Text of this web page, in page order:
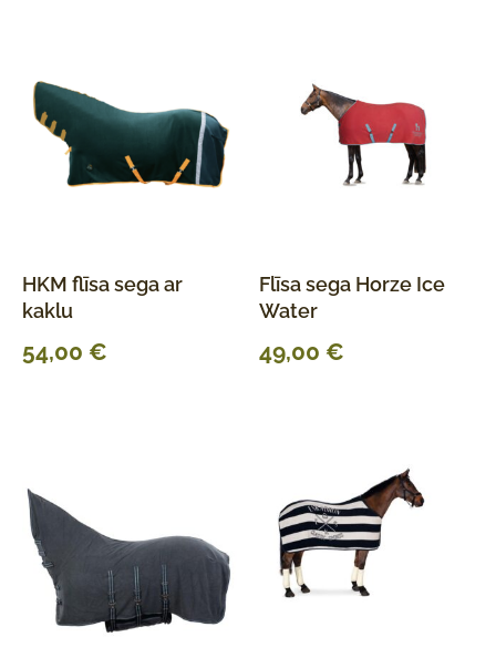
HKM flīsa sega ar
kaklu
54,00 €
Flīsa sega Horze Ice
Water
49,00 €